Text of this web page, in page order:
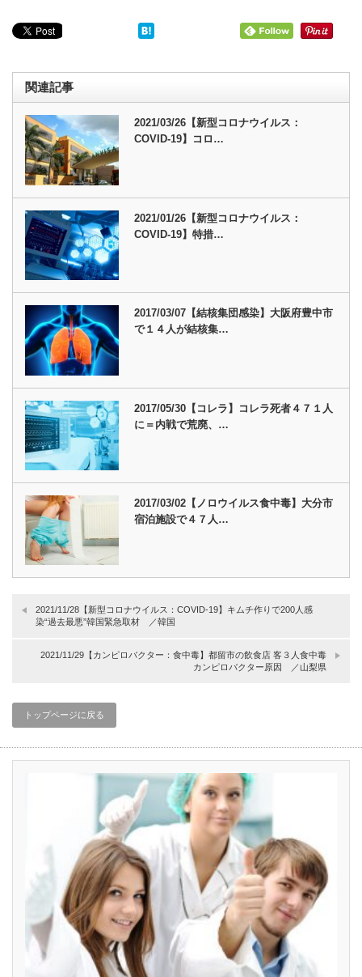
関連記事
2021/03/26【新型コロナウイルス：
COVID-19】コロ…
2021/01/26【新型コロナウイルス：
COVID-19】特措…
2017/03/07【結核集団感染】大阪府豊中市
で１４人が結核集…
2017/05/30【コレラ】コレラ死者４７１人
に＝内戦で荒廃、…
2017/03/02【ノロウイルス食中毒】大分市
宿泊施設で４７人…
2021/11/28【新型コロナウイルス：COVID-19】キムチ作りで200人感
染“過去最悪”韓国緊急取材 ／韓国
2021/11/29【カンピロバクター：食中毒】都留市の飲食店 客３人食中毒
カンピロバクター原因 ／山梨県
トップページに戻る